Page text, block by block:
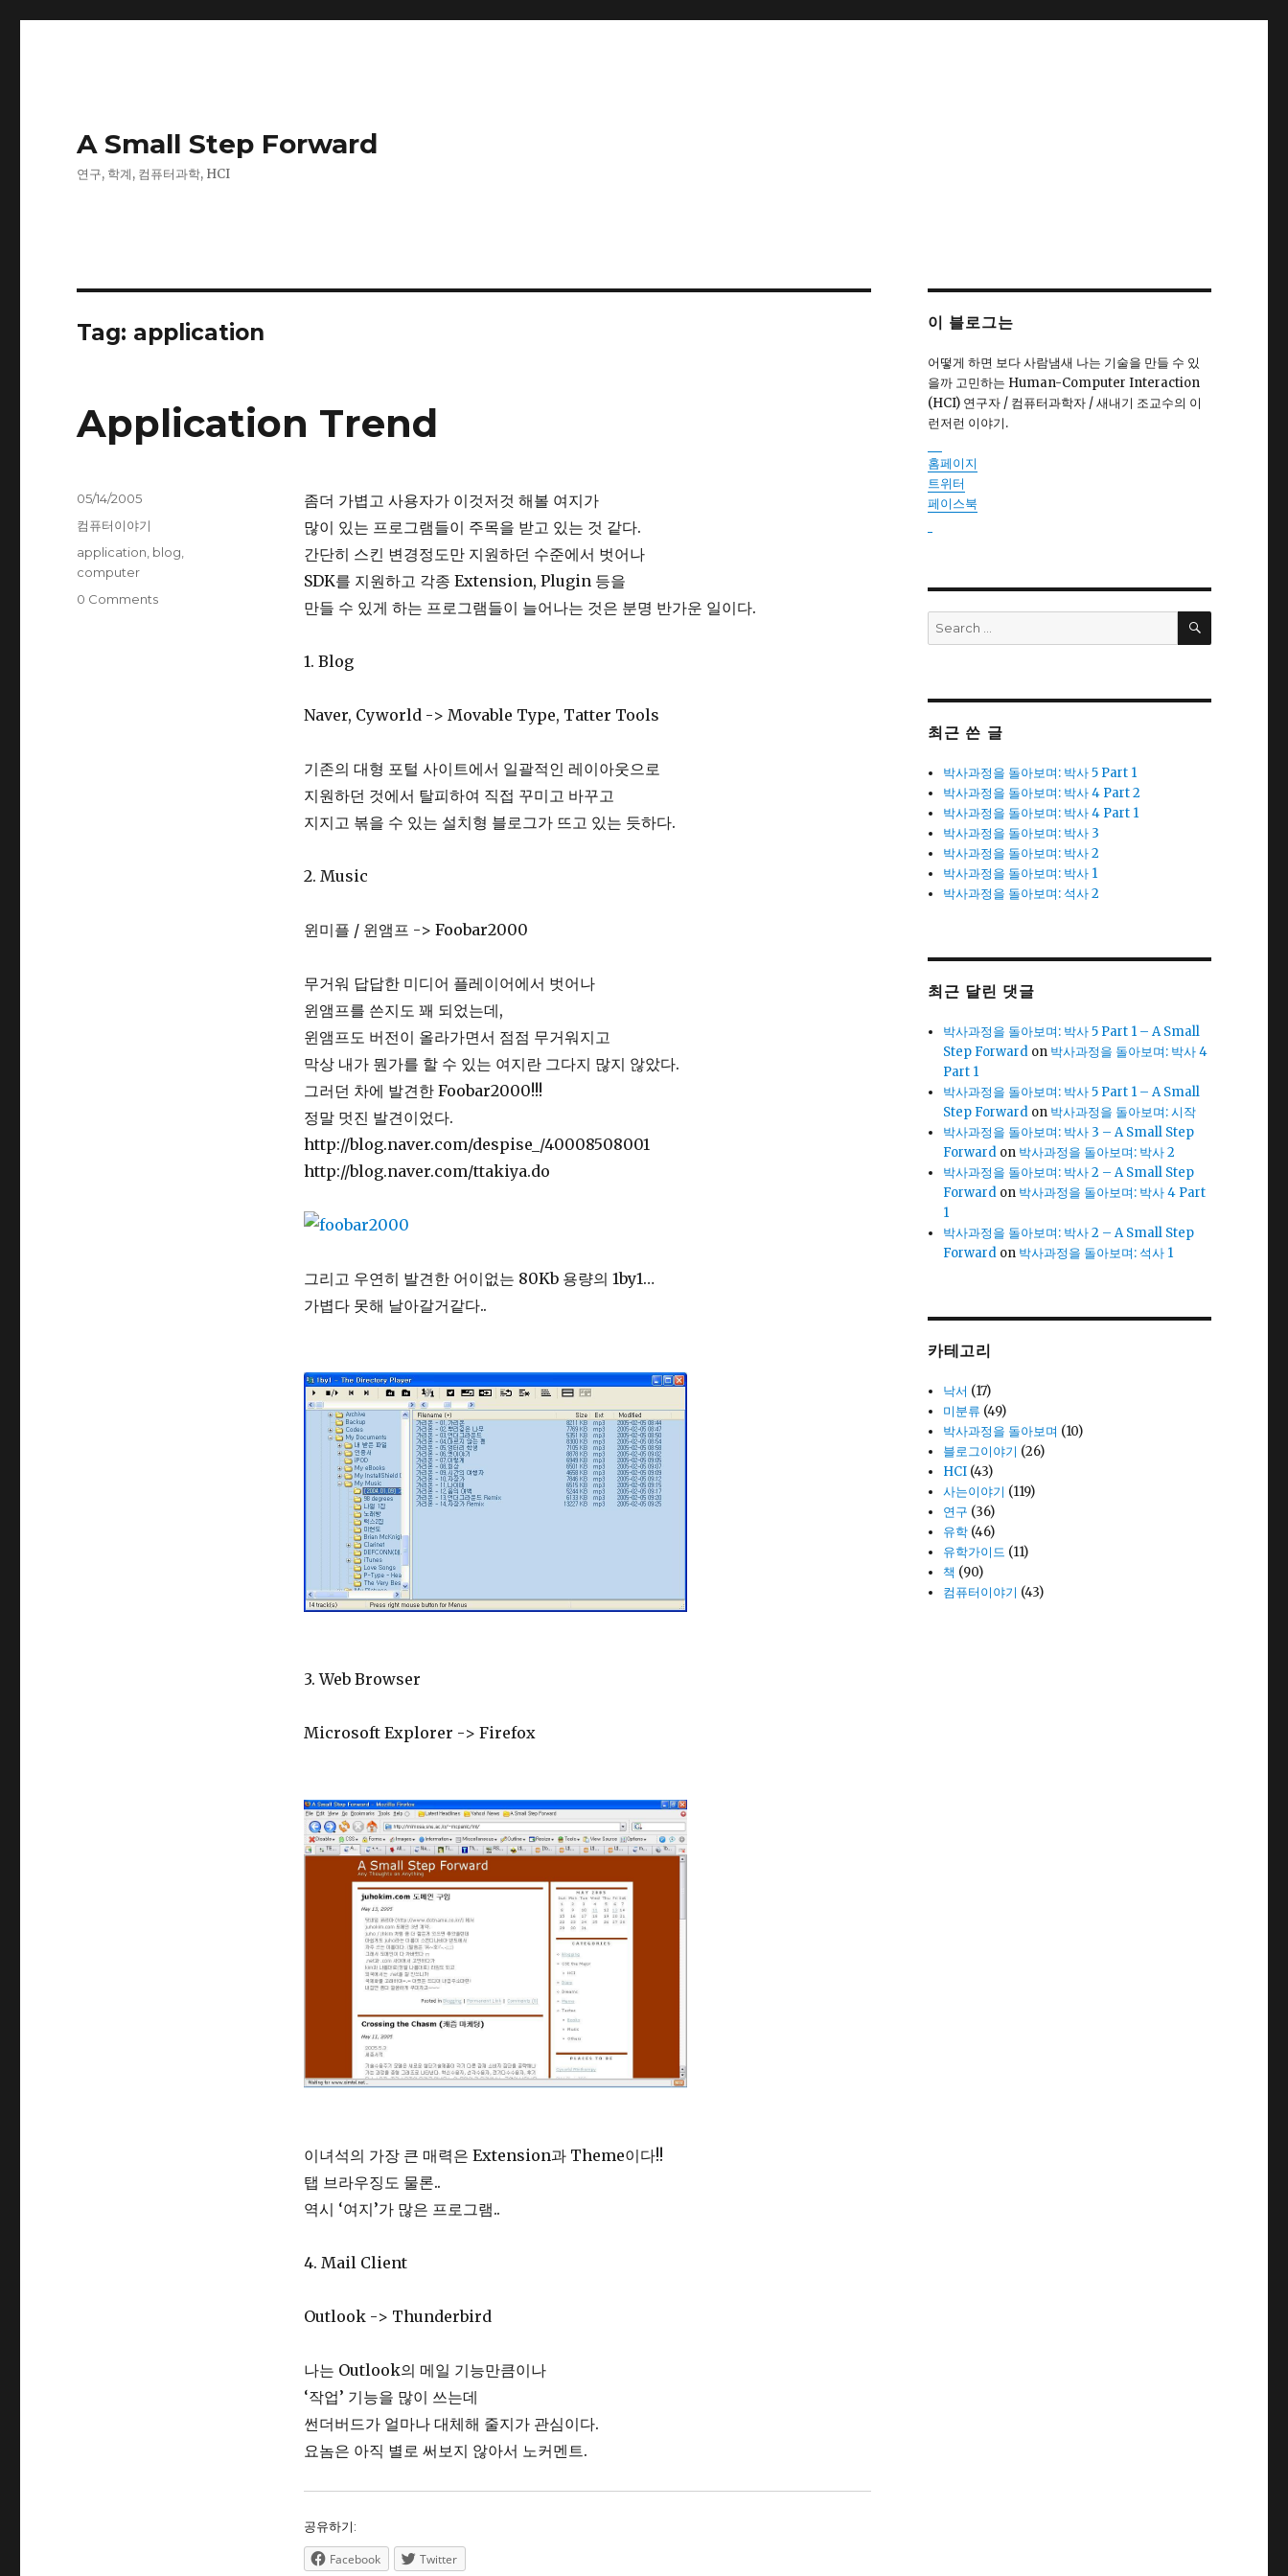
A Small Step Forward
연구, 학계, 컴퓨터과학, HCI
Tag: application
Application Trend
좀더 가볍고 사용자가 이것저것 해볼 여지가
많이 있는 프로그램들이 주목을 받고 있는 것 같다.
간단히 스킨 변경정도만 지원하던 수준에서 벗어나
SDK를 지원하고 각종 Extension, Plugin 등을
만들 수 있게 하는 프로그램들이 늘어나는 것은 분명 반가운 일이다.
1. Blog
Naver, Cyworld -> Movable Type, Tatter Tools
기존의 대형 포털 사이트에서 일괄적인 레이아웃으로
지원하던 것에서 탈피하여 직접 꾸미고 바꾸고
지지고 볶을 수 있는 설치형 블로그가 뜨고 있는 듯하다.
2. Music
윈미플 / 윈앰프 -> Foobar2000
무거워 답답한 미디어 플레이어에서 벗어나
윈앰프를 쓴지도 꽤 되었는데,
윈앰프도 버전이 올라가면서 점점 무거워지고
막상 내가 뭔가를 할 수 있는 여지란 그다지 많지 않았다.
그러던 차에 발견한 Foobar2000!!!
정말 멋진 발견이었다.
http://blog.naver.com/despise_/40008508001
http://blog.naver.com/ttakiya.do
그리고 우연히 발견한 어이없는 80Kb 용량의 1by1…
가볍다 못해 날아갈거같다..
3. Web Browser
Microsoft Explorer -> Firefox
이녀석의 가장 큰 매력은 Extension과 Theme이다!!
탭 브라우징도 물론..
역시 ‘여지’가 많은 프로그램..
4. Mail Client
Outlook -> Thunderbird
나는 Outlook의 메일 기능만큼이나
‘작업’ 기능을 많이 쓰는데
썬더버드가 얼마나 대체해 줄지가 관심이다.
요놈은 아직 별로 써보지 않아서 노커멘트.
공유하기:
Facebook Twitter
Posted
on
05/14/2005
Categories
컴퓨터이야기
Tags
application blog
computer
0 Comments
이 블로그는
어떻게 하면 보다 사람냄새 나는 기술을 만들 수 있
을까 고민하는 Human-Computer Interaction
(HCI) 연구자 / 컴퓨터과학자 / 새내기 조교수의 이
런저런 이야기.
홈페이지
트위터
페이스북
Search
for:
SEARCH
최근 쓴 글
박사과정을 돌아보며: 박사 5 Part 1
박사과정을 돌아보며: 박사 4 Part 2
박사과정을 돌아보며: 박사 4 Part 1
박사과정을 돌아보며: 박사 3
박사과정을 돌아보며: 박사 2
박사과정을 돌아보며: 박사 1
박사과정을 돌아보며: 석사 2
최근 달린 댓글
박사과정을 돌아보며: 박사 5 Part 1 – A Small
Step Forward on 박사과정을 돌아보며: 박사 4
Part 1
박사과정을 돌아보며: 박사 5 Part 1 – A Small
Step Forward on 박사과정을 돌아보며: 시작
박사과정을 돌아보며: 박사 3 – A Small Step
Forward on 박사과정을 돌아보며: 박사 2
박사과정을 돌아보며: 박사 2 – A Small Step
Forward on 박사과정을 돌아보며: 박사 4 Part
1
박사과정을 돌아보며: 박사 2 – A Small Step
Forward on 박사과정을 돌아보며: 석사 1
카테고리
낙서 (17)
미분류 (49)
박사과정을 돌아보며 (10)
블로그이야기 (26)
HCI (43)
사는이야기 (119)
연구 (36)
유학 (46)
유학가이드 (11)
책 (90)
컴퓨터이야기 (43)